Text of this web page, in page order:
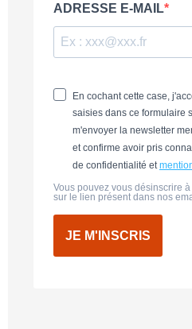
ADRESSE E-MAIL
En cochant cette case,
saisies dans ce formulaire
m'envoyer la newsletter
et confirme avoir pris
de confidentialité et
Vous pouvez vous désinscrire
sur le lien présent dans nos
JE M'INSCRIS